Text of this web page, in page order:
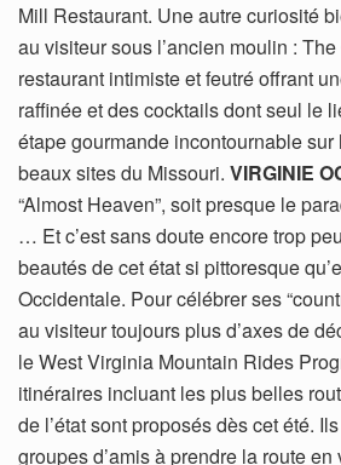
Mill Restaurant. Une autre curiosité
au visiteur sous l’ancien moulin :
restaurant intimiste et feutré offrant
raffinée et des cocktails dont seul le
étape gourmande incontournable
beaux sites du Missouri. VIRGINIE
“Almost Heaven”, soit presque le
… Et c’est sans doute encore trop
beautés de cet état si pittoresque
Occidentale. Pour célébrer ses
au visiteur toujours plus d’axes de
le West Virginia Mountain Rides
itinéraires incluant les plus belles
de l’état sont proposés dès cet été.
groupes d’amis à prendre la route